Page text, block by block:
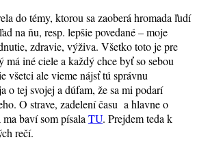
do témy, ktorou sa zaoberá hromada ľudí
na ňu, resp. lepšie povedané – moje
zdravie, výživa. Všetko toto je pre
má iné ciele a každý chce byť so sebou
všetci ale vieme nájsť tú správnu
o tej svojej a dúfam, že sa mi podarí
O strave, zadelení času a hlavne o
baví som písalaTU. Prejdem teda k
rečí.